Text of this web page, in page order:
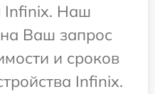
Infinix. Наш
Ваш запрос
и сроков
Infinix.